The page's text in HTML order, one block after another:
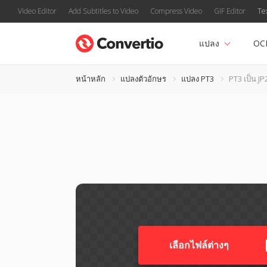
Video Editor Add Subtitles to Video Compress Video GIF Editor
แปลง
หน้าหลัก แปลงตัวอักษร แปลง PT3 PT3 เป็น
เลือกไฟล์ต่างๆ​